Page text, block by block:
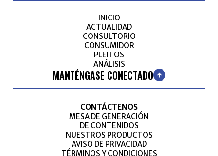
INICIO
ACTUALIDAD
CONSULTORIO
CONSUMIDOR
PLEITOS
ANÁLISIS
MANTÉNGASE CONECTADO
CONTÁCTENOS
MESA DE GENERACIÓN
DE CONTENIDOS
NUESTROS PRODUCTOS
AVISO DE PRIVACIDAD
TÉRMINOS Y CONDICIONES